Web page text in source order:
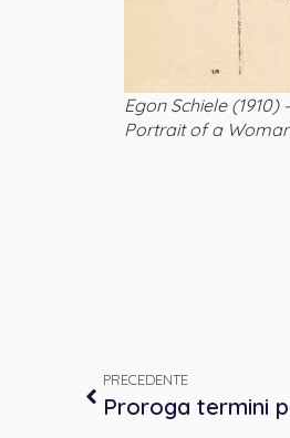
Egon Schiele (1910)
Portrait of a
PRECEDENTE
Proroga termini